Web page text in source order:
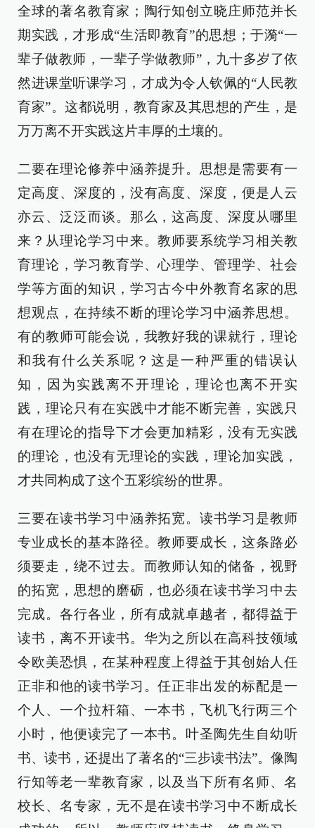
全球的著名教育家；陶行知创立晓庄师范并长
期实践，才形成“生活即教育”的思想；于漪“一
辈子做教师，一辈子学做教师”，九十多岁了依
然进课堂听课学习，才成为令人钦佩的“人民教
育家”。这都说明，教育家及其思想的产生，是
万万离不开实践这片丰厚的土壤的。
二要在理论修养中涵养提升。思想是需要有一
定高度、深度的，没有高度、深度，便是人云
亦云、泛泛而谈。那么，这高度、深度从哪里
来？从理论学习中来。教师要系统学习相关教
育理论，学习教育学、心理学、管理学、社会
学等方面的知识，学习古今中外教育名家的思
想观点，在持续不断的理论学习中涵养思想。
有的教师可能会说，我教好我的课就行，理论
和我有什么关系呢？这是一种严重的错误认
知，因为实践离不开理论，理论也离不开实
践，理论只有在实践中才能不断完善，实践只
有在理论的指导下才会更加精彩，没有无实践
的理论，也没有无理论的实践，理论加实践，
才共同构成了这个五彩缤纷的世界。
三要在读书学习中涵养拓宽。读书学习是教师
专业成长的基本路径。教师要成长，这条路必
须要走，绕不过去。而教师认知的储备，视野
的拓宽，思想的磨砺，也必须在读书学习中去
完成。各行各业，所有成就卓越者，都得益于
读书，离不开读书。华为之所以在高科技领域
令欧美恐惧，在某种程度上得益于其创始人任
正非和他的读书学习。任正非出发的标配是一
个人、一个拉杆箱、一本书，飞机飞行两三个
小时，他便读完了一本书。叶圣陶先生自幼听
书、读书，还提出了著名的“三步读书法”。像陶
行知等老一辈教育家，以及当下所有名师、名
校长、名专家，无不是在读书学习中不断成长